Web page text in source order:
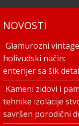
NOVOSTI
Glamurozni
holivudski način:
enterijer sa šik
Kameni zidovi i
tehnike izolacije
savršen porodični